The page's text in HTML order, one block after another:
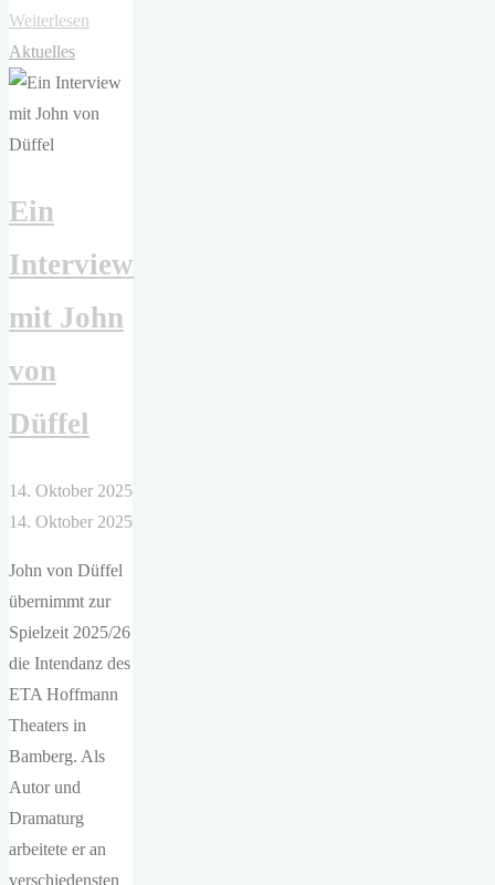
Weiterlesen
Theater
–
Aktuelles
Ein
Interview
mit John
von
Düffel
14. Oktober 2025
14. Oktober 2025
John von Düffel
übernimmt zur
Spielzeit 2025/26
die Intendanz des
ETA Hoffmann
Theaters in
Bamberg. Als
Autor und
Dramaturg
arbeitete er an
verschiedensten